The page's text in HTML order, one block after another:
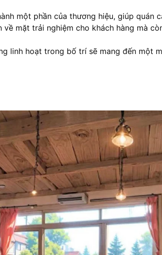
một phần của thương hiệu, giúp quán
mặt trải nghiệm cho khách hàng mà
linh hoạt trong bố trí sẽ mang đến một